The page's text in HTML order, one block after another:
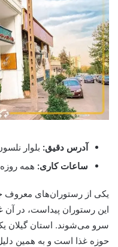
آدرس دقیق: بلوار
ساعات کاری: همه روزه از 12:30 ظهر تا
یکی از رستوران‌های معروف
این رستوران پیداست، در آن
سرو می‌شوند. استان گیلان
حوزه غذا است و به همین